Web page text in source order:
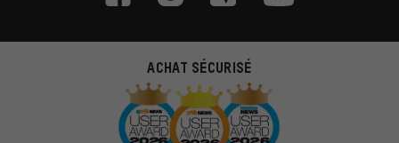
ACHAT SÉCURISÉ